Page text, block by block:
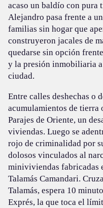
acaso un baldío con pura
Alejandro pasa frente a
familias sin hogar que
construyeron jacales de
quedarse sin opción
y la presión inmobiliaria
ciudad.
Entre calles deshechas o
acumulamientos de tierra
Parajes de Oriente, un
viviendas. Luego se
rojo de criminalidad por
dolosos vinculados al
miniviviendas fabricadas
Talamás Camandari.
Talamás, espera 10
Exprés, la que toca el